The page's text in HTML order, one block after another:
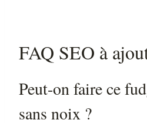
FAQ SEO à
Peut-on faire ce
sans noix ?